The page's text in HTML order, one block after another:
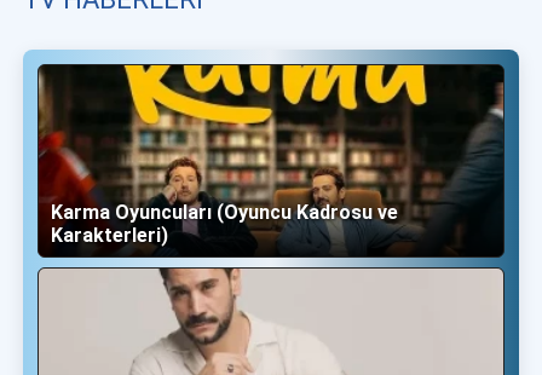
Karma Oyuncuları (Oyuncu Kadrosu ve
Karakterleri)